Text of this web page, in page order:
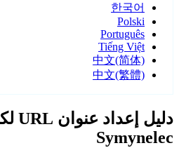
한국어
Polski
Português
Tiếng Việt
中文(简体)
中文(繁體)
Symynelec